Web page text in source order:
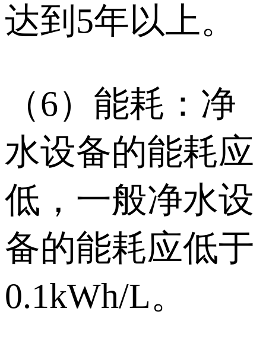
达到5年以上。
（6）能耗：净
水设备的能耗应
低，一般净水设
备的能耗应低于
0.1kWh/L。